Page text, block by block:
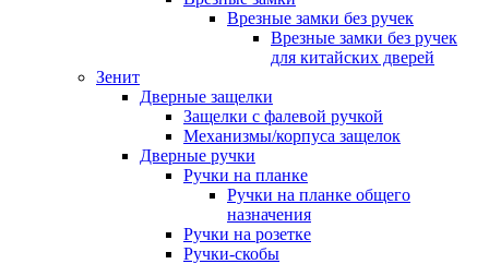
Врезные замки без ручек
Врезные замки без ручек
для китайских дверей
Зенит
Дверные защелки
Защелки с фалевой ручкой
Механизмы/корпуса защелок
Дверные ручки
Ручки на планке
Ручки на планке общего
назначения
Ручки на розетке
Ручки-скобы